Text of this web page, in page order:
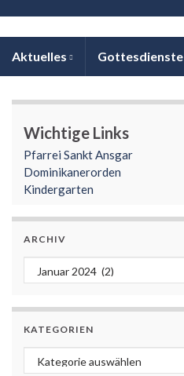
Aktuelles Gottesdienste
Wichtige Links
Pfarrei Sankt Ansgar
Dominikanerorden
Kindergarten
ARCHIV
Archiv
KATEGORIEN
Kategorien